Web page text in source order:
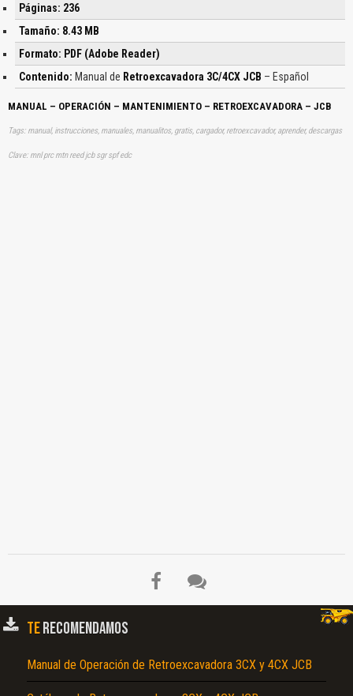
Páginas: 236
Tamaño: 8.43 MB
Formato: PDF (Adobe Reader)
Contenido: Manual de Retroexcavadora 3C/4CX JCB – Español
MANUAL – OPERACIÓN – MANTENIMIENTO – RETROEXCAVADORA – JCB
Tags: manual, instrucciones, manuales, manualitos, gratis, cargador, retroexcavador, aprender, descargas
Clave: mnl prc mtn reed jcb sgr spf edc
TERECOMENDAMOS
Manual de Operación de Retroexcavadora 3CX y 4CX JCB